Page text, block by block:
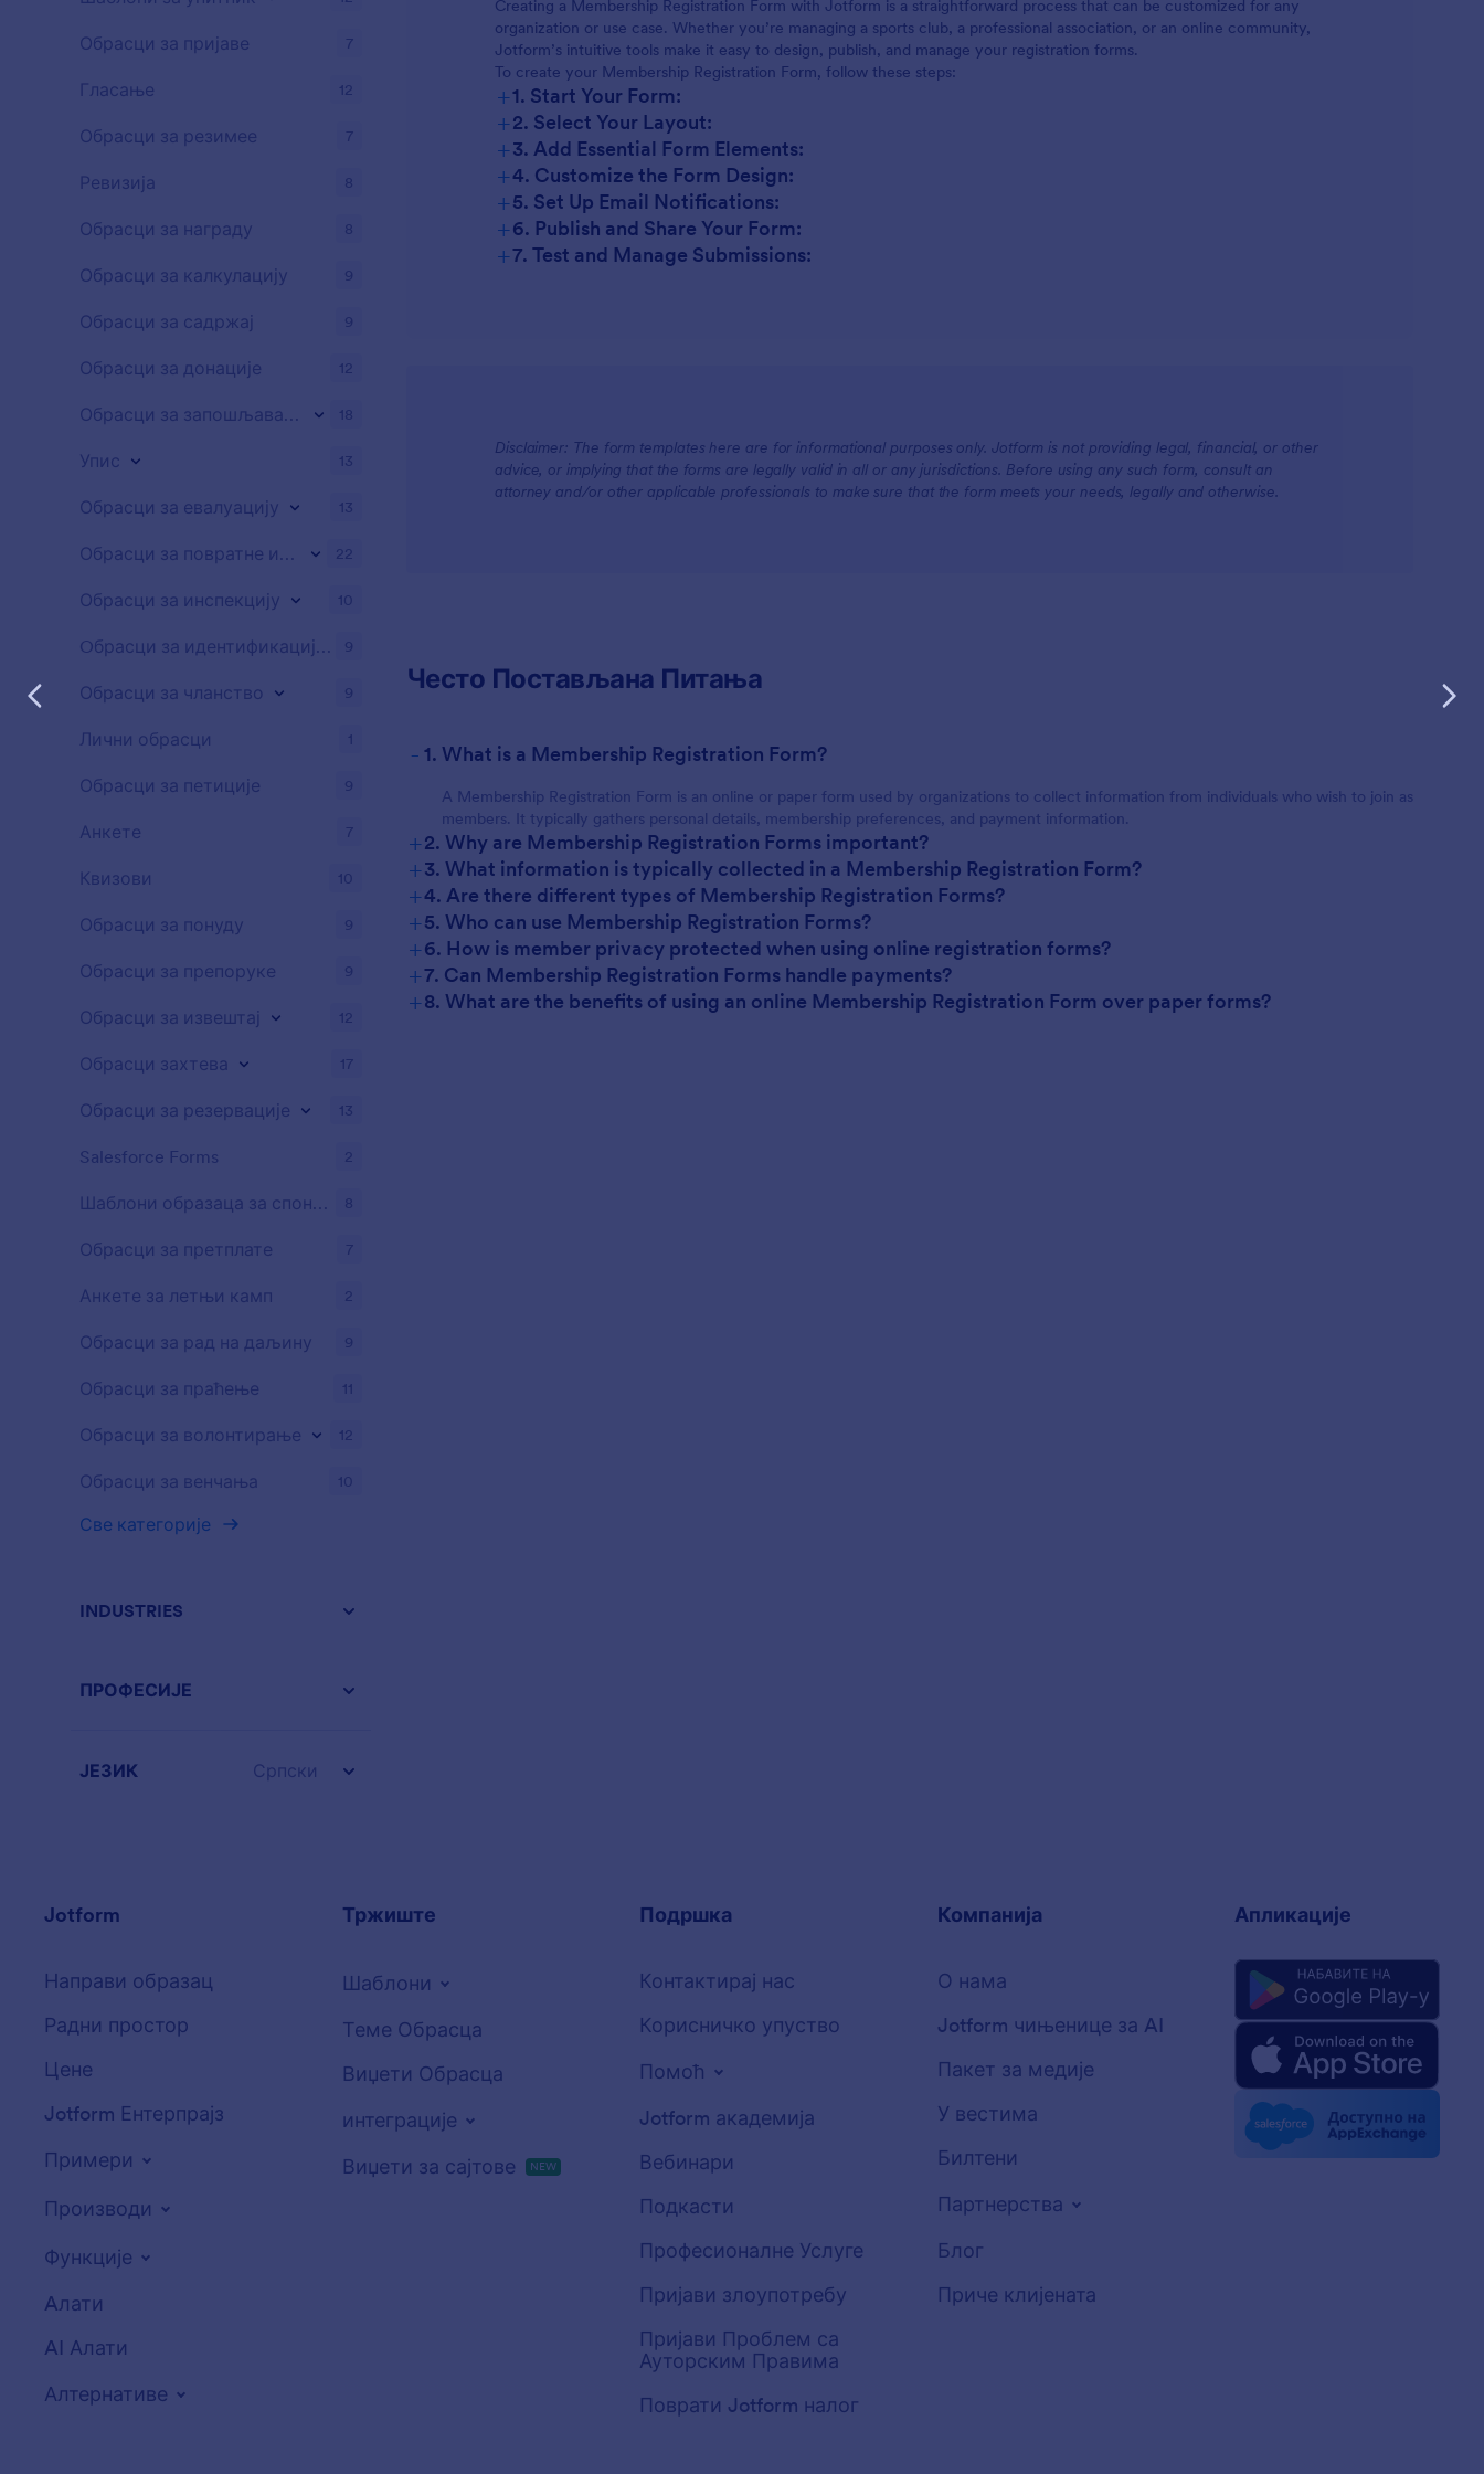
Nonprofits:
Online Communities:
Creating a Membership Registration Form with Jotform is a straightforward process that can be customized for any
organization or use case. Whether you’re managing a sports club, a professional association, or an online community,
Jotform’s intuitive tools make it easy to design, publish, and manage your registration forms.
To create your Membership Registration Form, follow these steps:
+1. Start Your Form:
+2. Select Your Layout:
+3. Add Essential Form Elements:
+4. Customize the Form Design:
+5. Set Up Email Notifications:
+6. Publish and Share Your Form:
+7. Test and Manage Submissions:
Disclaimer: The form templates here are for informational purposes only. Jotform is not providing legal, financial, or other
advice, or implying that the forms are legally valid in all or any jurisdictions. Before using any such form, consult an
attorney and/or other applicable professionals to make sure that the form meets your needs, legally and otherwise.
Често Постављана Питања
- 1. What is a Membership Registration Form?
A Membership Registration Form is an online or paper form used by organizations to collect information from individuals who wish to join as
members. It typically gathers personal details, membership preferences, and payment information.
+2. Why are Membership Registration Forms important?
+3. What information is typically collected in a Membership Registration Form?
+4. Are there different types of Membership Registration Forms?
+5. Who can use Membership Registration Forms?
+6. How is member privacy protected when using online registration forms?
+7. Can Membership Registration Forms handle payments?
+8. What are the benefits of using an online Membership Registration Form over paper forms?
Обрасци за пријаве 7
Гласање 12
Обрасци за резимее 7
Ревизија 8
Обрасци за награду 8
Обрасци за калкулацију 9
Обрасци за садржај 9
Обрасци за донације 12
Обрасци за запошљавање 18
Упис 13
Обрасци за евалуацију 13
Обрасци за повратне информације 22
Обрасци за инспекцију 10
Oбрасци за идентификацију потенцијалних клијената 9
Обрасци за чланство 9
Лични обрасци 1
Обрасци за петиције 9
Анкете 7
Квизови 10
Обрасци за понуду 9
Обрасци за препоруке 9
Обрасци за извештај 12
Обрасци захтева 17
Обрасци за резервације 13
Salesforce Forms 2
Шаблони образаца за спонзорство 8
Обрасци за претплате 7
Анкете за летњи камп 2
Обрасци за рад на даљину 9
Обрасци за праћење 11
Обрасци за волонтирање 12
Обрасци за венчања 10
Све категорије
INDUSTRIES
ПРОФЕСИЈЕ
ЈЕЗИК Српски
Jotform
Направи образац
Радни простор
Цене
Jotform Ентерпрајз
Примери
Производи
Функције
Aлати
AI Алати
Алтернативе
Тржиште
Шаблони
Теме Обрасца
Виџети Обрасца
интеграције
Виџети за сајтове
NEW
Подршка
Контактирај нас
Корисничко упуство
Помоћ
Jotform академија
Вебинари
Подкасти
Професионалне Услуге
Пријави злоупотребу
Пријави Проблем са
Ауторским Правима
Поврати Jotform налог
Компанија
О нама
Jotform чињенице за AI
Пакет за медије
У вестима
Билтени
Партнерства
Блог
Приче клијената
Апликације